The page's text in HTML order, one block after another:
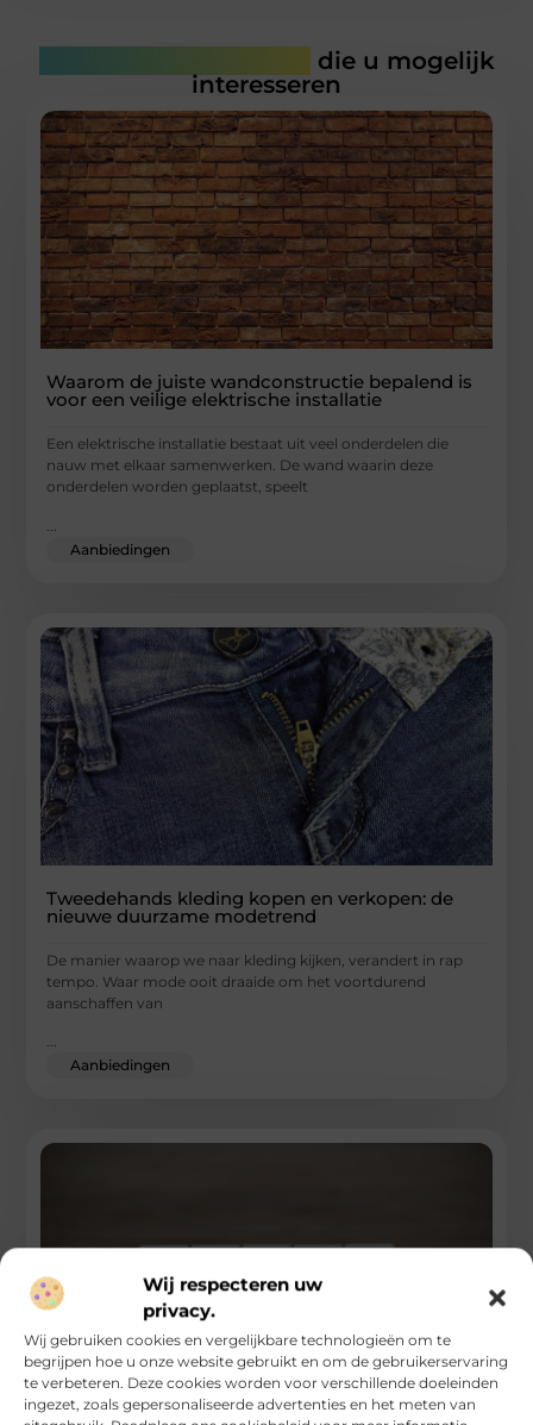
Wij respecteren uw
privacy.
Wij gebruiken cookies en vergelijkbare technologieën om te
begrijpen hoe u onze website gebruikt en om de gebruikerservaring
te verbeteren. Deze cookies worden voor verschillende doeleinden
ingezet, zoals gepersonaliseerde advertenties en het meten van
die u mogelijk
interesseren
Waarom de juiste wandconstructie bepalend is
voor een veilige elektrische installatie
Een elektrische installatie bestaat uit veel onderdelen die
nauw met elkaar samenwerken. De wand waarin deze
onderdelen worden geplaatst, speelt
Aanbiedingen
Tweedehands kleding kopen en verkopen: de
nieuwe duurzame modetrend
De manier waarop we naar kleding kijken, verandert in rap
tempo. Waar mode ooit draaide om het voortdurend
aanschaffen van
...
Aanbiedingen
Marketing en sales laten samenwerken voor